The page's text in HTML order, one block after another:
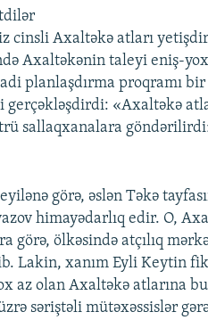
cinsli Axaltəkə atları
Axaltəkənin taleyi eniş-
planlaşdırma proqramı
«Axaltəkə
sallaqxanalara
görə, əslən Təkə
himayədarlıq edir. O,
görə, ölkəsində atçılıq
Lakin, xanım Eyli Keytin
az olan Axaltəkə atlarına
səriştəli mütəxəssislər